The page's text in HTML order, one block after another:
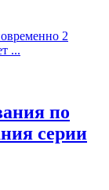
2
...
по
серии